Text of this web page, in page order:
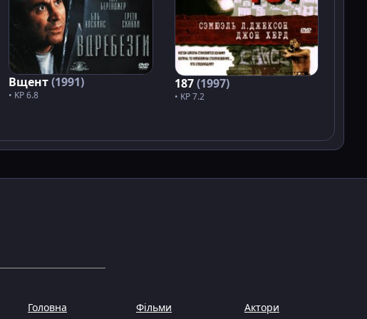
Вщент(1991)
• KP 6.8
187(1997)
• KP 7.2
Головна Фільми Актори